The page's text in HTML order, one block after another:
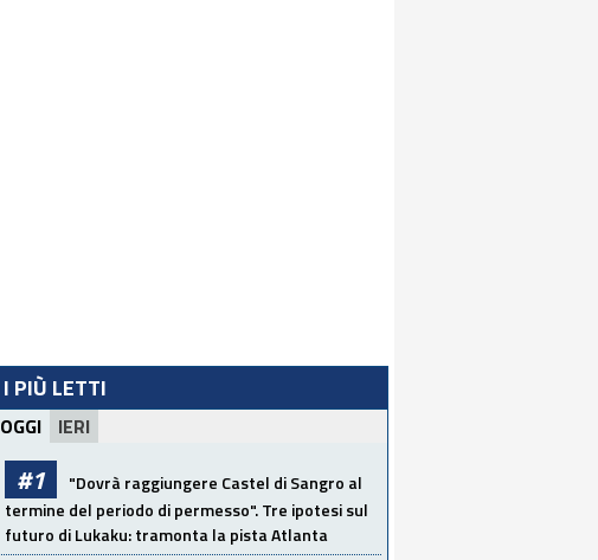
I PIÙ LETTI
OGGI IERI
#1
"Dovrà raggiungere Castel di Sangro al
termine del periodo di permesso". Tre ipotesi sul
futuro di Lukaku: tramonta la pista Atlanta